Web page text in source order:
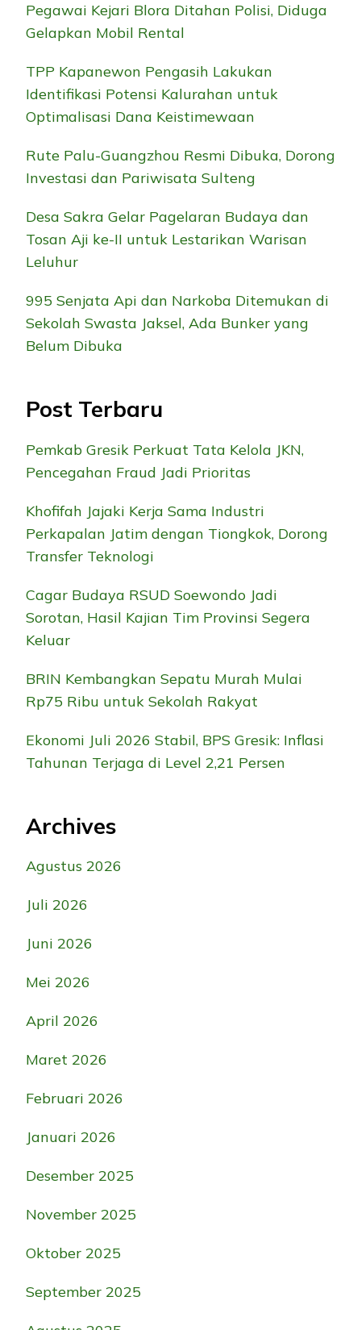
Pegawai Kejari Blora Ditahan Polisi, Diduga
Gelapkan Mobil Rental
TPP Kapanewon Pengasih Lakukan
Identifikasi Potensi Kalurahan untuk
Optimalisasi Dana Keistimewaan
Rute Palu-Guangzhou Resmi Dibuka, Dorong
Investasi dan Pariwisata Sulteng
Desa Sakra Gelar Pagelaran Budaya dan
Tosan Aji ke-II untuk Lestarikan Warisan
Leluhur
995 Senjata Api dan Narkoba Ditemukan di
Sekolah Swasta Jaksel, Ada Bunker yang
Belum Dibuka
Post Terbaru
Pemkab Gresik Perkuat Tata Kelola JKN,
Pencegahan Fraud Jadi Prioritas
Khofifah Jajaki Kerja Sama Industri
Perkapalan Jatim dengan Tiongkok, Dorong
Transfer Teknologi
Cagar Budaya RSUD Soewondo Jadi
Sorotan, Hasil Kajian Tim Provinsi Segera
Keluar
BRIN Kembangkan Sepatu Murah Mulai
Rp75 Ribu untuk Sekolah Rakyat
Ekonomi Juli 2026 Stabil, BPS Gresik: Inflasi
Tahunan Terjaga di Level 2,21 Persen
Archives
Agustus 2026
Juli 2026
Juni 2026
Mei 2026
April 2026
Maret 2026
Februari 2026
Januari 2026
Desember 2025
November 2025
Oktober 2025
September 2025